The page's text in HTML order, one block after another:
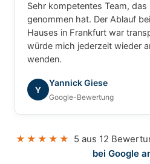
Sehr kompetentes Team,
genommen hat. Der Ablauf
Hauses in Frankfurt war
würde mich jederzeit wieder
wenden.
Y
Yannick Giese
Google-Bewertung
★★★★★ 5 aus 12
bei Google